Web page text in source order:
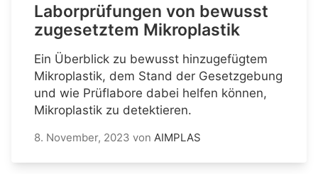
Laborprüfungen von bewusst
zugesetztem Mikroplastik
Ein Überblick zu bewusst hinzugefügtem
Mikroplastik, dem Stand der Gesetzgebung
und wie Prüflabore dabei helfen können,
Mikroplastik zu detektieren.
8. November, 2023 von AIMPLAS